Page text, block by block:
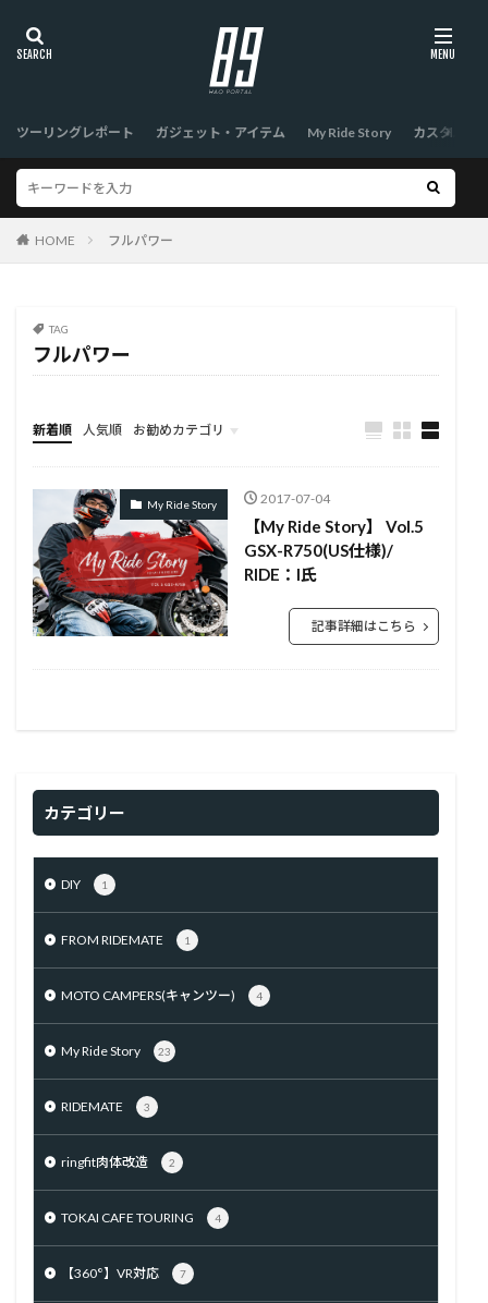
ツーリングレポート ガジェット・アイテム My Ride Story カスタム
HOME フルパワー
TAG
フルパワー
新着順 人気順 お勧めカテゴリ
TOP
My Ride Story 2017-07-04
【My Ride Story】 Vol.5
GSX-R750(US仕様)/
RIDE：I氏
記事詳細はこちら
カテゴリー
DIY 1
FROM RIDEMATE 1
MOTO CAMPERS(キャンツー) 4
My Ride Story 23
RIDEMATE 3
ringfit肉体改造 2
TOKAI CAFE TOURING 4
【360°】VR対応 7